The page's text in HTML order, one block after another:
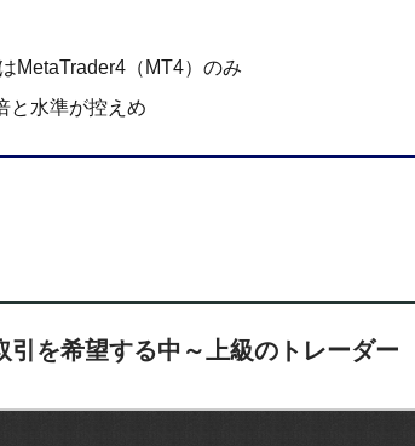
MetaTrader4（MT4）のみ
と水準が控えめ
引を希望する中～上級のトレーダー